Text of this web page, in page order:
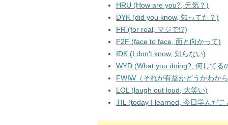
HRU (How are you?, 元気？)
DYK (did you know, 知ってた？)
FR (for real, マジで!?)
F2F (face to face, 面と向かって)
IDK (I don’t know, 知らない)
WYD (What you doing?, 何してる
FWIW（それが有益かどうかわか
LOL (laugh out loud, 大笑い)
TIL (today I learned, 今日学んだこ